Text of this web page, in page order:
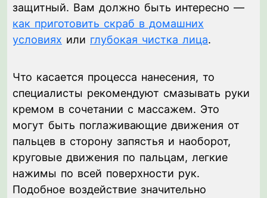
защитный. Вам должно быть интересно —
как приготовить скраб в домашних
условиях или глубокая чистка лица.
Что касается процесса нанесения, то
специалисты рекомендуют смазывать руки
кремом в сочетании с массажем. Это
могут быть поглаживающие движения от
пальцев в сторону запястья и наоборот,
круговые движения по пальцам, легкие
нажимы по всей поверхности рук.
Подобное воздействие значительно